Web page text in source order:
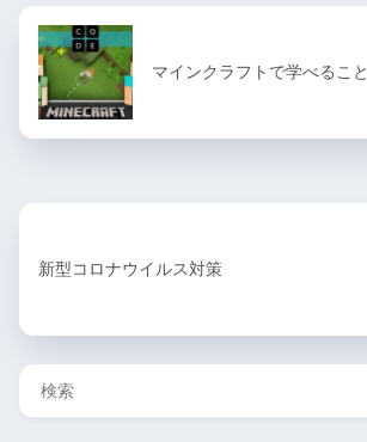
マインクラフトで学べること
新型コロナウイルス対策